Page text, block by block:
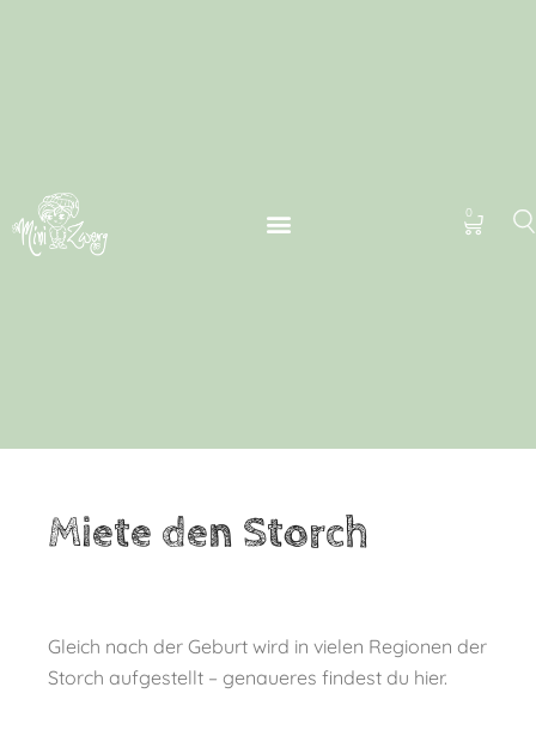
0
Miete den Storch
Gleich nach der Geburt wird in vielen Regionen der
Storch aufgestellt – genaueres findest du hier.